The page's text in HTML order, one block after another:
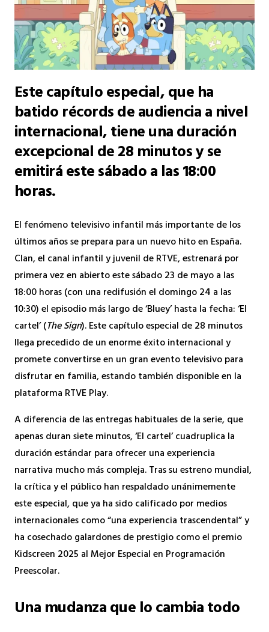
Este capítulo especial, que ha
batido récords de audiencia a nivel
internacional, tiene una duración
excepcional de 28 minutos y se
emitirá este sábado a las 18:00
horas.
El fenómeno televisivo infantil más importante de los
últimos años se prepara para un nuevo hito en España.
Clan, el canal infantil y juvenil de RTVE, estrenará por
primera vez en abierto este sábado 23 de mayo a las
18:00 horas (con una redifusión el domingo 24 a las
10:30) el episodio más largo de ‘Bluey’ hasta la fecha: ‘El
cartel’ (The Sign). Este capítulo especial de 28 minutos
llega precedido de un enorme éxito internacional y
promete convertirse en un gran evento televisivo para
disfrutar en familia, estando también disponible en la
plataforma RTVE Play.
A diferencia de las entregas habituales de la serie, que
apenas duran siete minutos, ‘El cartel’ cuadruplica la
duración estándar para ofrecer una experiencia
narrativa mucho más compleja. Tras su estreno mundial,
la crítica y el público han respaldado unánimemente
este especial, que ya ha sido calificado por medios
internacionales como “una experiencia trascendental” y
ha cosechado galardones de prestigio como el premio
Kidscreen 2025 al Mejor Especial en Programación
Preescolar.
Una mudanza que lo cambia todo